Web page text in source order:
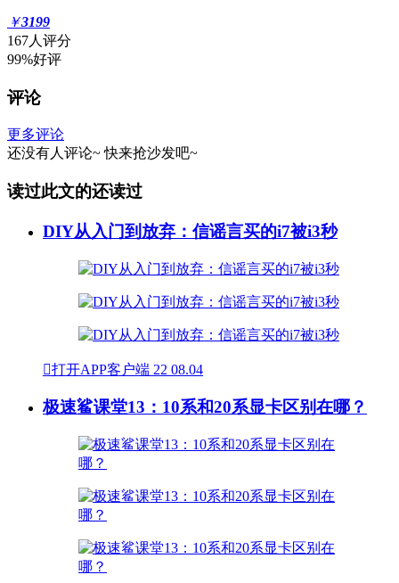
￥3199
167人评分
99%好评
评论
更多评论
还没有人评论~ 快来抢沙发吧~
读过此文的还读过
DIY从入门到放弃：信谣言买的i7被i3秒
打开APP客户端 22 08.04
极速鲨课堂13：10系和20系显卡区别在哪？